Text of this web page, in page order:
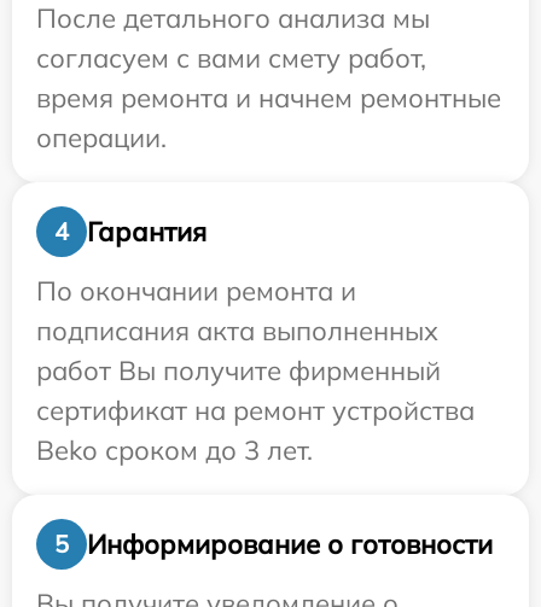
После детального анализа мы
согласуем с вами смету работ,
время ремонта и начнем ремонтные
операции.
4
Гарантия
По окончании ремонта и
подписания акта выполненных
работ Вы получите фирменный
сертификат на ремонт устройства
Beko сроком до 3 лет.
5
Информирование о готовности